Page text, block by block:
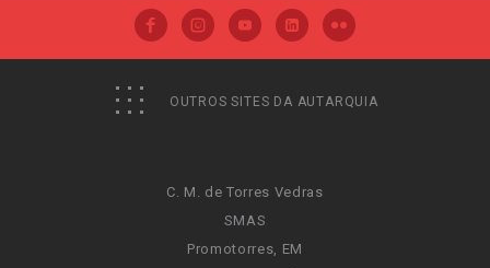
OUTROS SITES DA AUTARQUIA
C. M. de Torres Vedras
SMAS
Promotorres, EM